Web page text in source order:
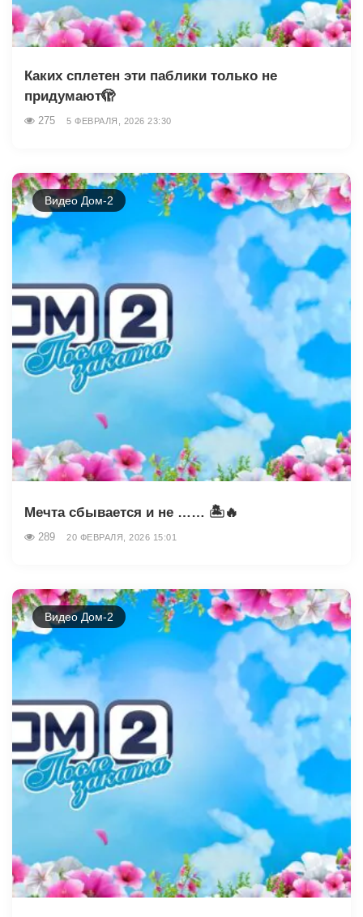
Каких сплетен эти паблики только не
придумают🫣
275 5 ФЕВРАЛЯ, 2026 23:30
Видео Дом-2
Мечта сбывается и не …… 🏝️🔥
289 20 ФЕВРАЛЯ, 2026 15:01
Видео Дом-2